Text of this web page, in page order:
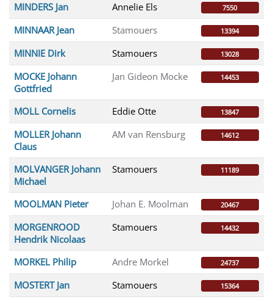
MINDERS Jan Annelie Els 7550
MINNAAR Jean Stamouers 13394
MINNIE Dirk Stamouers 13028
MOCKE Johann
Gottfried
Jan Gideon Mocke 14453
MOLL Cornelis Eddie Otte 13847
MOLLER Johann
Claus
AM van Rensburg 14612
MOLVANGER Johann
Michael
Stamouers 11189
MOOLMAN Pieter Johan E. Moolman 20467
MORGENROOD
Hendrik Nicolaas
Stamouers 14432
MORKEL Philip Andre Morkel 24737
MOSTERT Jan Stamouers 15364